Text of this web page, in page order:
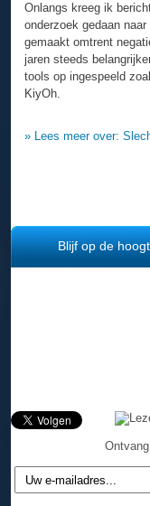
Onlangs kreeg ik
onderzoek gedaan
gemaakt omtrent
jaren steeds
tools op ingespeeld
KiyOh.
» Lees meer over:
Blijf op de